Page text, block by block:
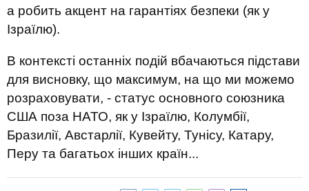
а робить акцент на гарантіях безпеки (як у
Ізраїлю).
В контексті останніх подій вбачаються підстави
для висновку, що максимум, на що ми можемо
розраховувати, - статус основного союзника
США поза НАТО, як у Ізраїлю, Колумбії,
Бразилії, Австарлії, Кувейту, Тунісу, Катару,
Перу та багатьох інших країн...